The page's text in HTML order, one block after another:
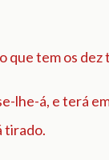
que tem os dez
lhe-á, e terá
tirado.